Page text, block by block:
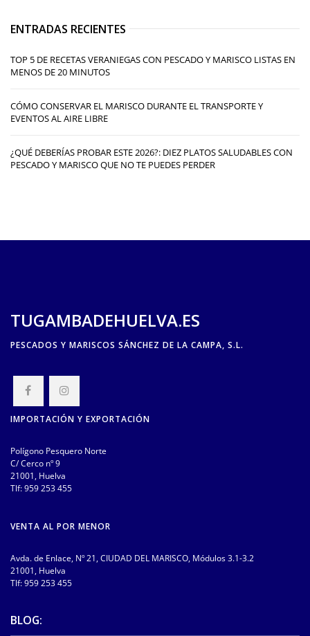
ENTRADAS RECIENTES
TOP 5 DE RECETAS VERANIEGAS CON PESCADO Y MARISCO LISTAS EN
MENOS DE 20 MINUTOS
CÓMO CONSERVAR EL MARISCO DURANTE EL TRANSPORTE Y
EVENTOS AL AIRE LIBRE
¿QUÉ DEBERÍAS PROBAR ESTE 2026?: DIEZ PLATOS SALUDABLES CON
PESCADO Y MARISCO QUE NO TE PUEDES PERDER
TUGAMBADEHUELVA.ES
PESCADOS Y MARISCOS SÁNCHEZ DE LA CAMPA, S.L.
IMPORTACIÓN Y EXPORTACIÓN
Polígono Pesquero Norte
C/ Cerco nº 9
21001, Huelva
Tlf:959 253 455
VENTA AL POR MENOR
Avda. de Enlace, Nº 21, CIUDAD DEL MARISCO, Módulos 3.1-3.2
21001, Huelva
Tlf:959 253 455
BLOG: